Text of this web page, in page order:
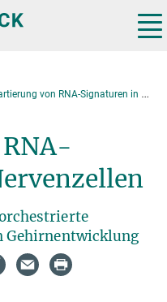
von RNA-Signaturen in Nervenzellen